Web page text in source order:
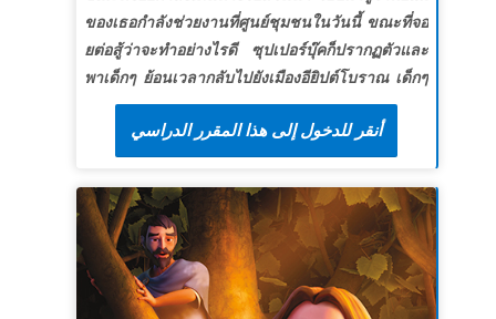
ของเธอกำลังช่วยงานที่ศูนย์ชุมชนในวันนี้ ขณะที่จอ
ยต่อสู้ว่าจะทำอย่างไรดี ซุปเปอร์บุ๊คก็ปรากฏตัวและ
พาเด็กๆ ย้อนเวลากลับไปยังเมืองอียิปต์โบราณ เด็กๆ
พบกับมิเรียมที่ช่วย ครอบครัวของเธอซ่อนน้องชาย
ของเธอจากชาวอียิปต์
สุดยอดแห่งความจริง:ฉันปลอดภัยอยู่ในการดูแล
ของพระเจ้า
สุดยอดพระวจนะ:"
โดยความเชื่อบิดามารดาของ
โมเสสซ่อนเขาไว้ถึงสามเดือนหลังจากคลอด พวก
أنقر للدخول إلى هذا المقرر الدراسي